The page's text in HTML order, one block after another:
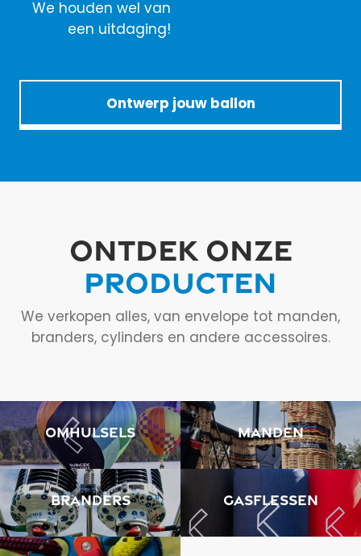
We houden wel van
een uitdaging!
Ontwerp jouw ballon
ONTDEK ONZE
PRODUCTEN
We verkopen alles, van envelope tot manden,
branders, cylinders en andere accessoires.
Omhulsels Manden
Branders Gasflessen